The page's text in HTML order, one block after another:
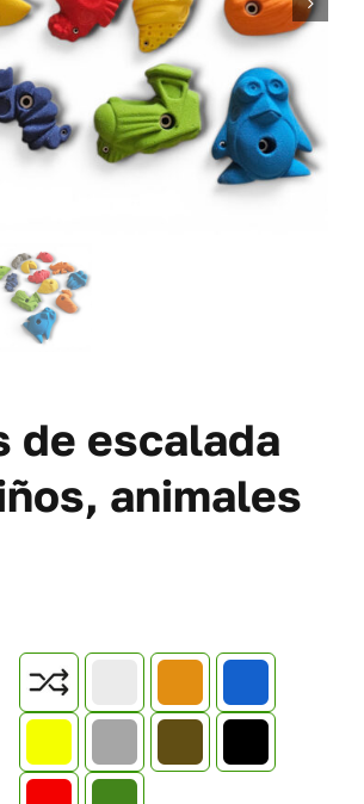
OFERTAS-PACKS
SOBRE NOSOTROS
CARRITO
de escalada
animales